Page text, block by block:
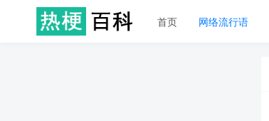
首页 网络流行语